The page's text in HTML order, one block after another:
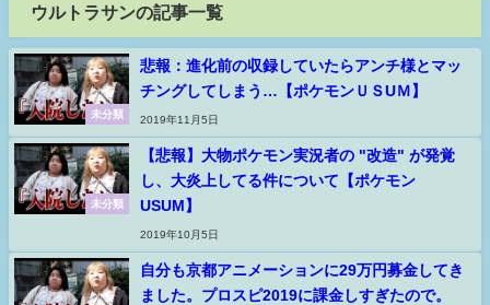
ウルトラサンの記事一覧
未分類
悲報：進化前の収録していたらアンチ様とマッ
チングしてしまう…【ポケモンＵＳUＭ】
2019年11月5日
未分類
【悲報】大物ポケモン実況者の "改造" が発覚
し、大炎上してる件について【ポケモン
USUM】
2019年10月5日
自分も京都アニメーションに29万円募金してき
ました。プロスピ2019に課金しすぎたので。